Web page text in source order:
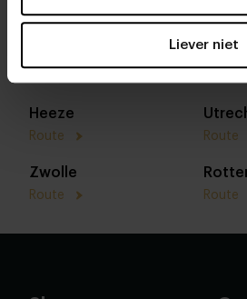
Liever niet
interieuradvies, stof- en
designs te bekijken. We helpen
Heeze
Route Route
Zwolle
Route Route